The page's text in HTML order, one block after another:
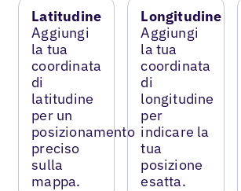
Latitudine
Aggiungi
la tua
coordinata
di
latitudine
per un
posizionamento
preciso
sulla
mappa.
Longitudine
Aggiungi
la tua
coordinata
di
longitudine
per
indicare la
tua
posizione
esatta.